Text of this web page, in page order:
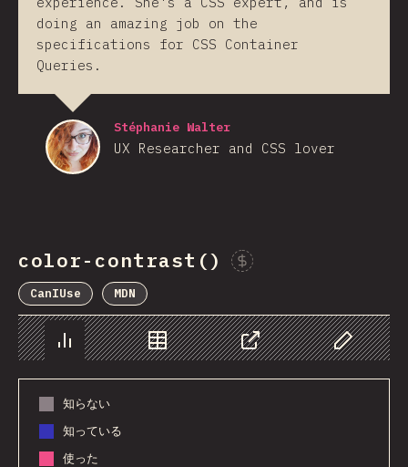
doing an amazing job on the
specifications for CSS Container
Queries.
Stéphanie Walter
UX Researcher and CSS lover
color-contrast()
CanIUse MDN
チャート データ シェア Customize
知らない
知っている
使った